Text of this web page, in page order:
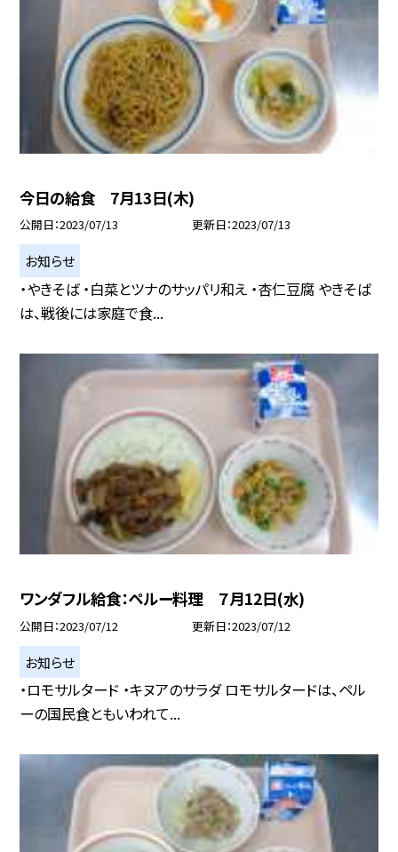
今日の給食 7月13日(木)
公開日 2023/07/13 更新日 2023/07/13
お知らせ
・やきそば ・白菜とツナのサッパリ和え ・杏仁豆腐 やきそば
は、戦後には家庭で食...
ワンダフル給食：ペルー料理 ７月12日(水)
公開日 2023/07/12 更新日 2023/07/12
お知らせ
・ロモサルタード ・キヌアのサラダ ロモサルタードは、ペル
ーの国民食ともいわれて...